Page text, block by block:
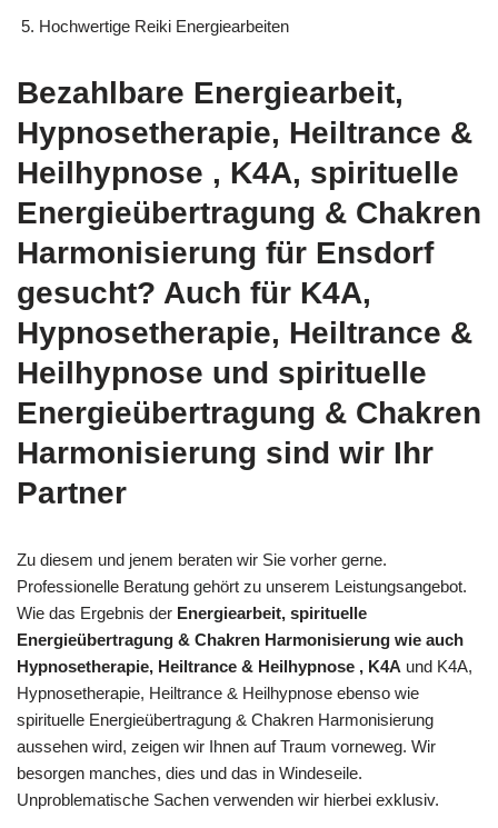
Hochwertige Reiki Energiearbeiten
Bezahlbare Energiearbeit,
Hypnosetherapie, Heiltrance &
Heilhypnose , K4A, spirituelle
Energieübertragung & Chakren
Harmonisierung für Ensdorf
gesucht? Auch für K4A,
Hypnosetherapie, Heiltrance &
Heilhypnose und spirituelle
Energieübertragung & Chakren
Harmonisierung sind wir Ihr
Partner
Zu diesem und jenem beraten wir Sie vorher gerne.
Professionelle Beratung gehört zu unserem Leistungsangebot.
Wie das Ergebnis der Energiearbeit, spirituelle
Energieübertragung & Chakren Harmonisierung wie auch
Hypnosetherapie, Heiltrance & Heilhypnose , K4A und K4A,
Hypnosetherapie, Heiltrance & Heilhypnose ebenso wie
spirituelle Energieübertragung & Chakren Harmonisierung
aussehen wird, zeigen wir Ihnen auf Traum vorneweg. Wir
besorgen manches, dies und das in Windeseile.
Unproblematische Sachen verwenden wir hierbei exklusiv.